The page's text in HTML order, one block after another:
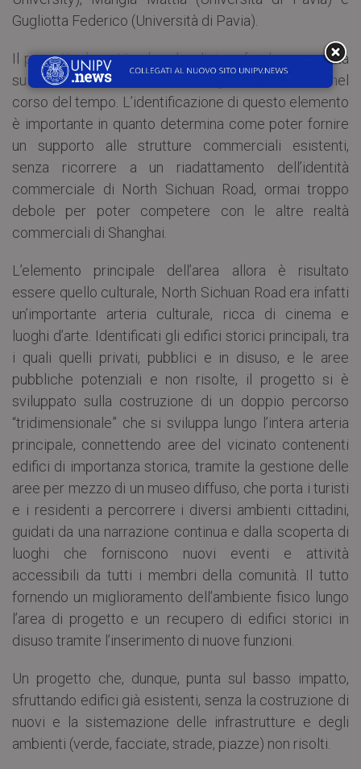
Gugliotta Federico (Università di Pavia).
Il progetto è partito da un’analisi profonda, incentrata
sulla ricerca dell’identità del luogo, ormai svanita nel
corso del tempo. L’identificazione di questo elemento
è importante in quanto determina come poter fornire
un supporto alle strutture commerciali esistenti,
senza ricorrere a un riadattamento dell’identità
commerciale di North Sichuan Road, ormai troppo
debole per poter competere con le altre realtà
commerciali di Shanghai.
L’elemento principale dell’area allora è risultato
essere quello culturale, North Sichuan Road era infatti
un’importante arteria culturale, ricca di cinema e
luoghi d’arte. Identificati gli edifici storici principali, tra
i quali quelli privati, pubblici e in disuso, e le aree
pubbliche potenziali e non risolte, il progetto si è
sviluppato sulla costruzione di un doppio percorso
“tridimensionale” che si sviluppa lungo l’intera arteria
principale, connettendo aree del vicinato contenenti
edifici di importanza storica, tramite la gestione delle
aree per mezzo di un museo diffuso, che porta i turisti
e i residenti a percorrere i diversi ambienti cittadini,
guidati da una narrazione continua e dalla scoperta di
luoghi che forniscono nuovi eventi e attività
accessibili da tutti i membri della comunità. Il tutto
fornendo un miglioramento dell’ambiente fisico lungo
l’area di progetto e un recupero di edifici storici in
disuso tramite l’inserimento di nuove funzioni.
Un progetto che, dunque, punta sul basso impatto,
sfruttando edifici già esistenti, senza la costruzione di
nuovi e la sistemazione delle infrastrutture e degli
ambienti (verde, facciate, strade, piazze) non risolti.